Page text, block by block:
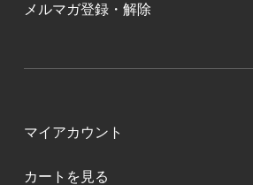
メルマガ登録・解除
マイアカウント
カートを見る